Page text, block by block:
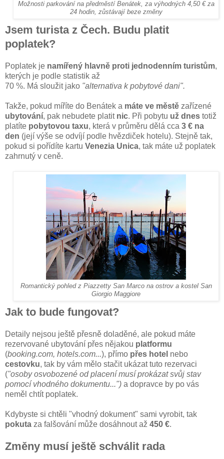
Možnosti parkování na předměstí Benátek, za výhodných 4,50 € za
24 hodin, zůstávají beze změny
Jsem turista z Čech. Budu platit
poplatek?
Poplatek je namířený hlavně proti jednodenním turistům,
kterých je podle statistik až
70 %. Má sloužit jako "alternativa k pobytové dani".
Takže, pokud míříte do Benátek a máte ve městě zařízené
ubytování, pak nebudete platit nic. Při pobytu už dnes totiž
platíte pobytovou taxu, která v průměru dělá cca 3 € na
den (její výše se odvíjí podle hvězdiček hotelu). Stejně tak,
pokud si pořídíte kartu Venezia Unica, tak máte už poplatek
zahrnutý v ceně.
Romantický pohled z Piazzetty San Marco na ostrov a kostel San
Giorgio Maggiore
Jak to bude fungovat?
Detaily nejsou ještě přesně doladěné, ale pokud máte
rezervované ubytování přes nějakou platformu
(booking.com, hotels.com...), přímo přes hotel nebo
cestovku, tak by vám mělo stačit ukázat tuto rezervaci
("osoby osvobozené od placení musí prokázat svůj stav
pomocí vhodného dokumentu...") a dopravce by po vás
neměl chtít poplatek.
Kdybyste si chtěli "vhodný dokument" sami vyrobit, tak
pokuta za falšování může dosáhnout až 450 €.
Změny musí ještě schválit rada